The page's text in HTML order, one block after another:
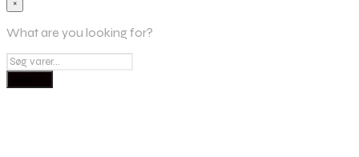
×
What are you looking for?